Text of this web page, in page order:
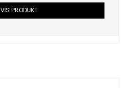
VIS PRODUKT